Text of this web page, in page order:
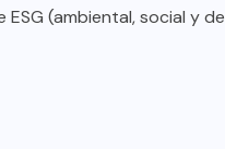
(ambiental, social y de